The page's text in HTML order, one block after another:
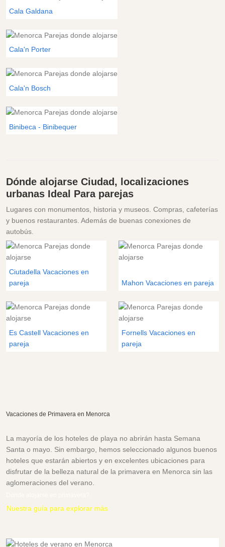
Cala Galdana
Cala'n Porter
Cala'n Bosch
Binibeca - Binibequer
Dónde alojarse Ciudad, localizaciones
urbanas Ideal Para parejas
Lugares con monumentos, historia y museos. Compras, cafeterías
y buenos restaurantes. Además de buenas conexiones de
autobús.
Ciutadella Vacaciones en
pareja
Mahon Vacaciones en pareja
Es Castell Vacaciones en
pareja
Fornells Vacaciones en
pareja
Vacaciones de Primavera en Menorca
La mayoría de los hoteles de playa no abrirán hasta Semana
Santa o mayo. Sin embargo, hemos seleccionado algunos buenos
hoteles que estarán abiertos y en excelentes ubicaciones para
disfrutar de la belleza natural de la primavera en Menorca sin las
aglomeraciones del verano.
Nuestra guía para explorar más